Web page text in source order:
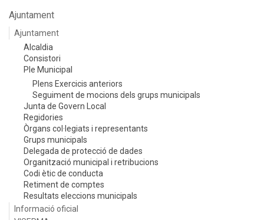
Ajuntament
Ajuntament
Alcaldia
Consistori
Ple Municipal
Plens Exercicis anteriors
Seguiment de mocions dels grups municipals
Junta de Govern Local
Regidories
Òrgans col·legiats i representants
Grups municipals
Delegada de protecció de dades
Organització municipal i retribucions
Codi ètic de conducta
Retiment de comptes
Resultats eleccions municipals
Informació oficial